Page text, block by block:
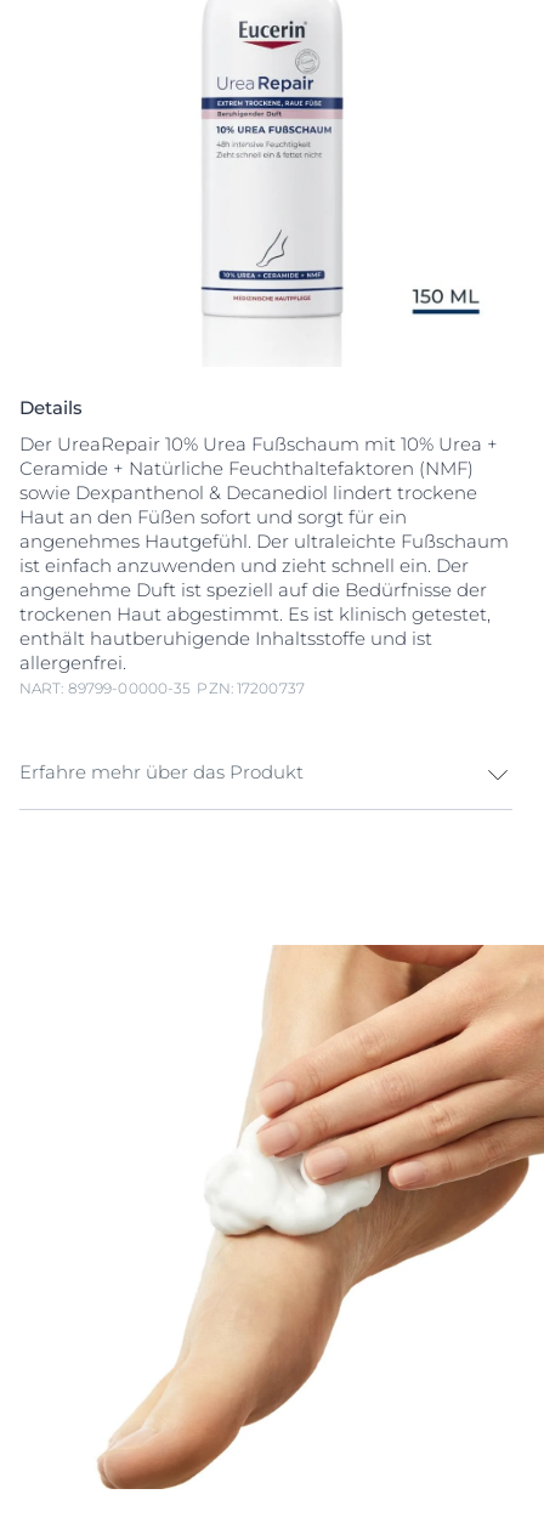
Details
Der UreaRepair 10% Urea Fußschaum mit 10% Urea +
Ceramide + Natürliche Feuchthaltefaktoren (NMF)
sowie Dexpanthenol & Decanediol lindert trockene
Haut an den Füßen sofort und sorgt für ein
angenehmes Hautgefühl. Der ultraleichte Fußschaum
ist einfach anzuwenden und zieht schnell ein. Der
angenehme Duft ist speziell auf die Bedürfnisse der
trockenen Haut abgestimmt. Es ist klinisch getestet,
enthält hautberuhigende Inhaltsstoffe und ist
allergenfrei.
NART: 89799-00000-35 PZN: 17200737
Erfahre mehr über das Produkt
unseres Körpers. Doch unpassendes Schuhwerk,
Druck, Reibung und Belastungen der Haut können
dazu führen, dass die Füße, insbesondere die Fersen,
mit der Zeit sehr rau und trocken werden. Der Eucerin
UreaRepair 10% Urea Fußschaum spendet sehr
trockenen, rauen Füßen die intensive
Feuchtigkeitspflege, die sie brauchen. Es enthält eine
einzigartige Kombination von Inhaltsstoffen - 10 %
Urea, Ceramide und andere Natürliche
Feuchthaltefaktoren (NMF) -, die Feuchtigkeit binden
und die natürliche Schutzbarriere der Haut reparieren,
um weiteren Feuchtigkeitsverlust zu verhindern. Sie
wirken zusammen mit Dexpanthenol und Decandiol,
zwei Wirkstoffen, die in der Fußpflege aufgrund ihrer
Eigenschaft, die Haut schnell zu regenerieren und die
für Pilzinfektionen verantwortlichen Mikroorganismen
zu reduzieren, von großer Bedeutung sind. So erhöht
der Fußschaum nachweislich die
Widerstandsfähigkeit pilzempfindlicher Füße. Die
Formel ist klinisch und dermatologisch erwiesen, dass
sie sofortige Linderung und intensive, langanhaltende
Feuchtigkeit bietet und Trockenheit und Rauheit bis
zu 48 Stunden pflegt. Die Haut fühlt sich wieder glatt